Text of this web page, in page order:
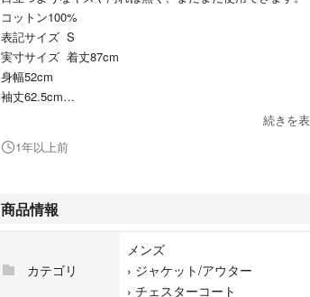
コットン100%
表記サイズ S
実寸サイズ 着丈87cm
身幅52cm
袖丈62.5cm
カラー 白系
【S】タグ付き・未使用品
【A】ダメージの無いもの・新品同様・試着程度
【B】少し使用感があるが大きな傷は無い物・美品
【C】通常使用程度の使用感
続きを
1年以上前
商品情報
カテゴリ
メンズ
› ジャケット/アウター
› チェスターコート